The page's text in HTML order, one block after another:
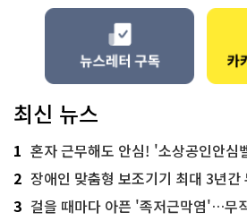
최신 뉴스
1 혼자 근무해도 안심! '소상공인안심
2 장애인 맞춤형 보조기기 최대 3년간 무
3 걸을 때마다 아픈 '족저근막염'…무작정